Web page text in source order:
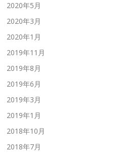
2020年5月
2020年3月
2020年1月
2019年11月
2019年8月
2019年6月
2019年3月
2019年1月
2018年10月
2018年7月